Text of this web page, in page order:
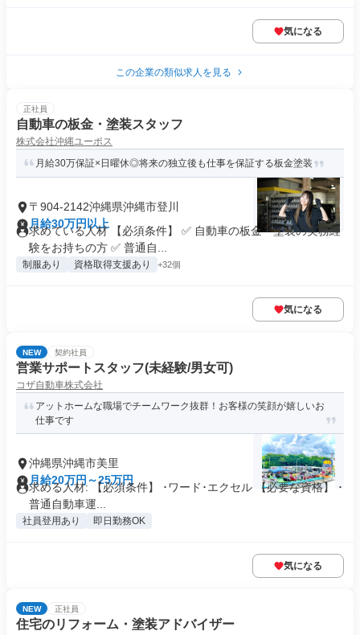
気になる
この企業の類似求人を見る
正社員
自動車の板金・塗装スタッフ
株式会社沖縄ユーポス
月給30万保証×日曜休◎将来の独立後も仕事を保証する板金塗装
〒904-2142沖縄県沖縄市登川
月給30万円以上
求めている人材 【必須条件】 ✅ 自動車の板金・塗装の実務経
験をお持ちの方 ✅ 普通自...
制服あり 資格取得支援あり +32個
気になる
NEW 契約社員
営業サポートスタッフ(未経験/男女可)
コザ自動車株式会社
アットホームな職場でチームワーク抜群！お客様の笑顔が嬉しいお
仕事です
沖縄県沖縄市美里
月給20万円～25万円
求める人材: 【必須条件】 ･ワード･エクセル 【必要な資格】 ･
普通自動車運...
社員登用あり 即日勤務OK
気になる
NEW 正社員
住宅のリフォーム・塗装アドバイザー